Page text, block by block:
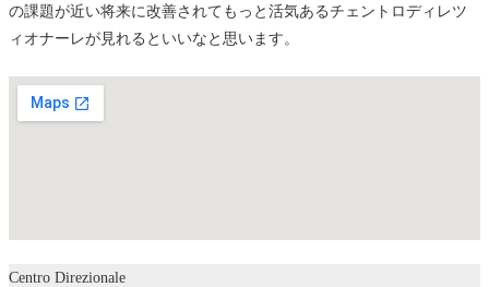
の課題が近い将来に改善されてもっと活気あるチェントロディレツ
ィオナーレが見れるといいなと思います。
Centro Direzionale